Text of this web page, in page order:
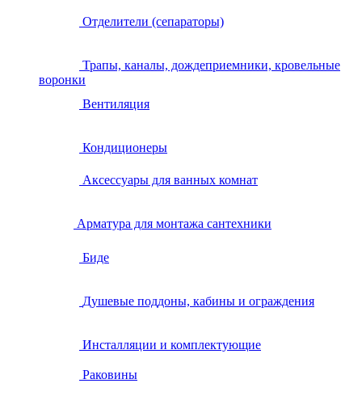
Отделители (сепараторы)
Трапы, каналы, дождеприемники, кровельные
воронки
Вентиляция
Кондиционеры
Аксессуары для ванных комнат
Арматура для монтажа сантехники
Биде
Душевые поддоны, кабины и ограждения
Инсталляции и комплектующие
Раковины